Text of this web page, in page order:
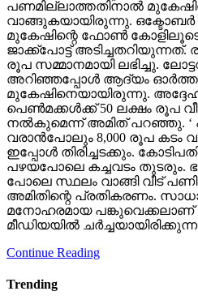
നല്‍കുമെന്ന് അമിത് പറഞ്ഞു. ‘
വരാന്‍പോലും 8,000 രൂപ കടം
ഇപ്പോള്‍ തിരിച്ചടക്കും.
പഴയപോലെ കച്ചവടം തുടരും.
പോലെ സ്ഥലം വാങ്ങി വീട്
അമിതിന്റെ പ്രതികരണം.
മനോഹരമായ
മീഡിയയില്‍
Continue Reading
Trending